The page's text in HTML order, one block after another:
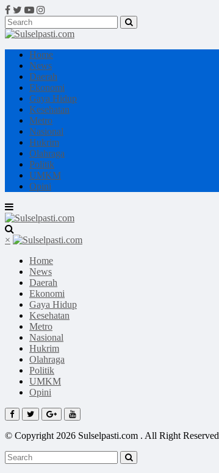
Home
News
Daerah
Ekonomi
Gaya Hidup
Kesehatan
Metro
Nasional
Hukrim
Olahraga
Politik
UMKM
Opini
×
Home
News
Daerah
Ekonomi
Gaya Hidup
Kesehatan
Metro
Nasional
Hukrim
Olahraga
Politik
UMKM
Opini
© Copyright 2026 Sulselpasti.com . All Right Reserved